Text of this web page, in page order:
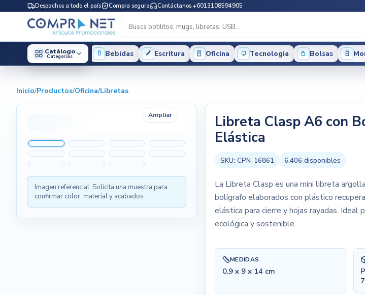
Despachos a todo el país Compra segura Contáctanos +6013108594905
Catálogo
Categorias Bebidas Escritura Oficina Tecnologia Bolsas
Inicio/Productos/Oficina/Libretas
Ampliar
Imagen referencial. Solicita una muestra para
confirmar color, material y acabados.
Libreta Clasp A6 con
Elástica
SKU: CPN-16861 6.406 disponibles
La Libreta Clasp es una mini libreta
bolígrafo elaborados con plástico
elástica para cierre y hojas rayadas. Ideal
ecológica y sostenible.
MEDIDAS
0,9 x 9 x 14 cm